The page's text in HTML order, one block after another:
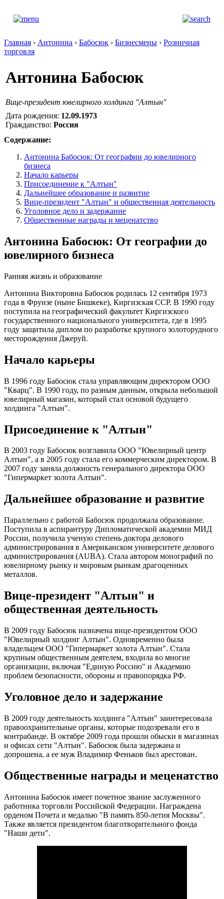
Главная › Антонина › Бабосюк › Бизнесмены › Розничная
торговля
Антонина Бабосюк
Вице-президент ювелирного холдинга "Алтын"
Дата рождения: 12.09.1973
Гражданство: Россия
Содержание:
Антонина Бабосюк: От географии до ювелирного
бизнеса
Начало карьеры
Присоединение к "Алтын"
Дальнейшее образование и развитие
Вице-президент "Алтын" и общественная деятельность
Уголовное дело и задержание
Общественные награды и меценатство
Антонина Бабосюк: От географии до
ювелирного бизнеса
Ранняя жизнь и образование
Антонина Викторовна Бабосюк родилась 12 сентября 1973
года в Фрунзе (ныне Бишкеке), Киргизская ССР. В 1990 году
поступила на географический факультет Киргизского
государственного национального университета, где в 1995
году защитила диплом по разработке крупного золоторудного
месторождения Джеруй.
Начало карьеры
В 1996 году Бабосюк стала управляющим директором ООО
"Кварц". В 1990 году, по разным данным, открыла небольшой
ювелирный магазин, который стал основой будущего
холдинга "Алтын".
Присоединение к "Алтын"
В 2003 году Бабосюк возглавила ООО "Ювелирный центр
Алтын", а в 2005 году стала его коммерческим директором. В
2007 году заняла должность генерального директора ООО
"Гипермаркет золота Алтын".
Дальнейшее образование и развитие
Параллельно с работой Бабосюк продолжала образование.
Поступила в аспирантуру Дипломатической академии МИД
России, получила ученую степень доктора делового
администрирования в Американском университете делового
администрирования (AUBA). Стала автором монографий по
ювелирному рынку и мировым рынкам драгоценных
металлов.
Вице-президент "Алтын" и
общественная деятельность
В 2009 году Бабосюк назначена вице-президентом ООО
"Ювелирный холдинг Алтын". Одновременно была
владельцем ООО "Гипермаркет золота Алтын". Стала
крупным общественным деятелем, входила во многие
организации, включая "Единую Россию" и Академию
проблем безопасности, обороны и правопорядка РФ.
Уголовное дело и задержание
В 2009 году деятельность холдинга "Алтын" заинтересовала
правоохранительные органы, которые подозревали его в
контрабанде. В октябре 2009 года прошли обыски в магазинах
и офисах сети "Алтын". Бабосюк была задержана и
допрошена, а ее муж Владимир Феньков был арестован.
Общественные награды и меценатство
Антонина Бабосюк имеет почетное звание заслуженного
работника торговли Российской Федерации. Награждена
орденом Почета и медалью "В память 850-летия Москвы".
Также является президентом благотворительного фонда
"Наши дети".